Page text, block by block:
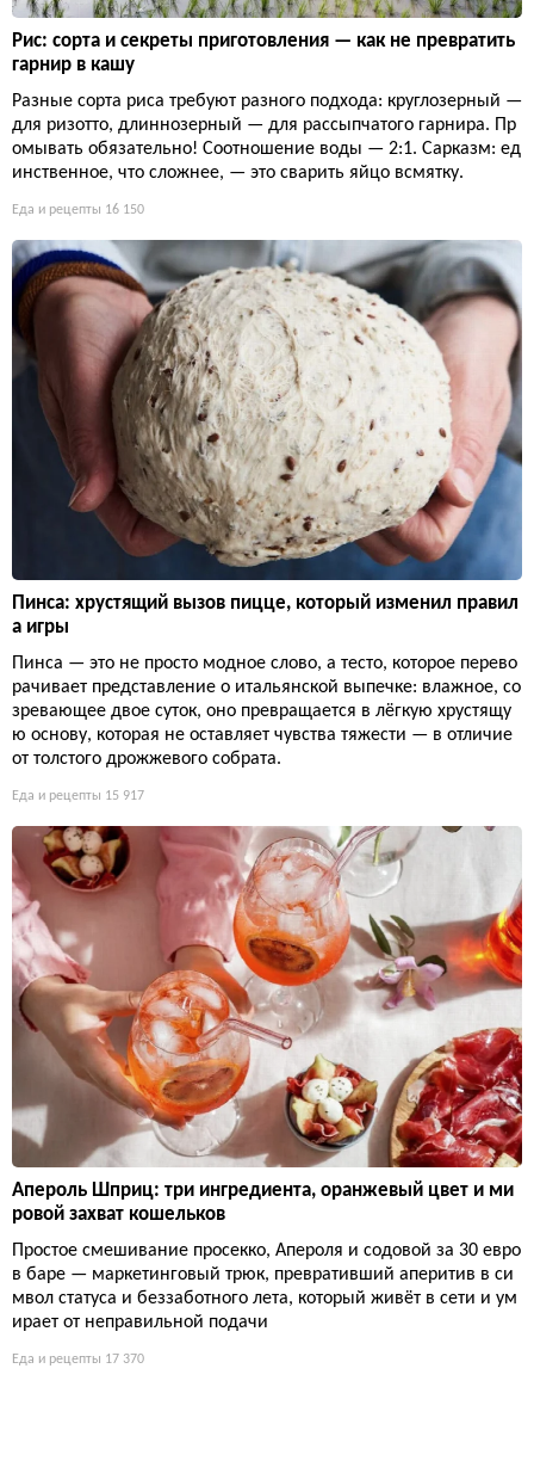
Рис: сорта и секреты приготовления — как не превратить
гарнир в кашу
Разные сорта риса требуют разного подхода: круглозерный —
для ризотто, длиннозерный — для рассыпчатого гарнира. Пр
омывать обязательно! Соотношение воды — 2:1. Сарказм: ед
инственное, что сложнее, — это сварить яйцо всмятку.
Еда и рецепты 16 150
Пинса: хрустящий вызов пицце, который изменил правил
а игры
Пинса — это не просто модное слово, а тесто, которое перево
рачивает представление о итальянской выпечке: влажное, со
зревающее двое суток, оно превращается в лёгкую хрустящу
ю основу, которая не оставляет чувства тяжести — в отличие
от толстого дрожжевого собрата.
Еда и рецепты 15 917
Апероль Шприц: три ингредиента, оранжевый цвет и ми
ровой захват кошельков
Простое смешивание просекко, Апероля и содовой за 30 евро
в баре — маркетинговый трюк, превративший аперитив в си
мвол статуса и беззаботного лета, который живёт в сети и ум
ирает от неправильной подачи
Еда и рецепты 17 370